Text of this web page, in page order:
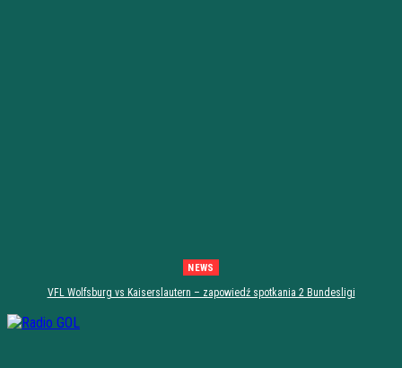
NEWS
VFL Wolfsburg vs Kaiserslautern – zapowiedź spotkania 2 Bundesligi